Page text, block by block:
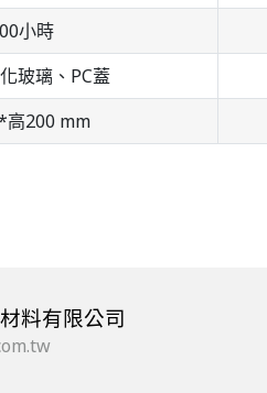
小時
玻璃、PC蓋
高200 mm
料有限公司